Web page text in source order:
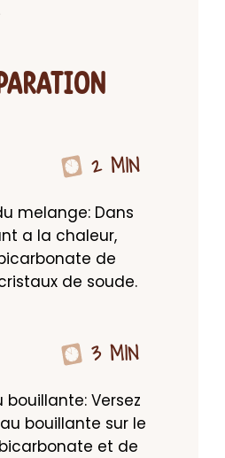
2 MIN
melange: Dans
a la chaleur,
de
de soude.
3 MIN
Versez
bouillante sur le
et de